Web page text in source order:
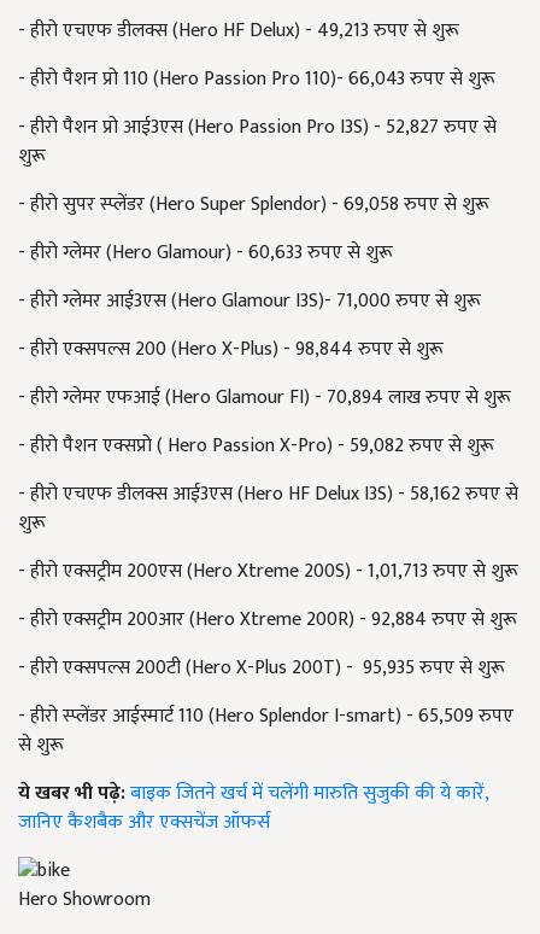
- हीरो एचएफ डीलक्स (Hero HF Delux) - 49,213 रुपए से शुरू
- हीरो पैशन प्रो 110 (Hero Passion Pro 110)- 66,043 रुपए से शुरू
- हीरो पैशन प्रो आई3एस (Hero Passion Pro I3S) - 52,827 रुपए से
शुरू
- हीरो सुपर स्प्लेंडर (Hero Super Splendor) - 69,058 रुपए से शुरू
- हीरो ग्लेमर (Hero Glamour) - 60,633 रुपए से शुरू
- हीरो ग्लेमर आई3एस (Hero Glamour I3S)- 71,000 रुपए से शुरू
- हीरो एक्सपल्स 200 (Hero X-Plus) - 98,844 रुपए से शुरू
- हीरो ग्लेमर एफआई (Hero Glamour FI) - 70,894 लाख रुपए से शुरू
- हीरो पैशन एक्सप्रो ( Hero Passion X-Pro) - 59,082 रुपए से शुरू
- हीरो एचएफ डीलक्स आई3एस (Hero HF Delux I3S) - 58,162 रुपए से
शुरू
- हीरो एक्सट्रीम 200एस (Hero Xtreme 200S) - 1,01,713 रुपए से शुरू
- हीरो एक्सट्रीम 200आर (Hero Xtreme 200R) - 92,884 रुपए से शुरू
- हीरो एक्सपल्स 200टी (Hero X-Plus 200T) - 95,935 रुपए से शुरू
- हीरो स्प्लेंडर आईस्मार्ट 110 (Hero Splendor I-smart) - 65,509 रुपए
से शुरू
ये खबर भी पढ़े:बाइक जितने खर्च में चलेंगी मारुति सुजुकी की ये कारें,
जानिए कैशबैक और एक्सचेंज ऑफर्स
Hero Showroom